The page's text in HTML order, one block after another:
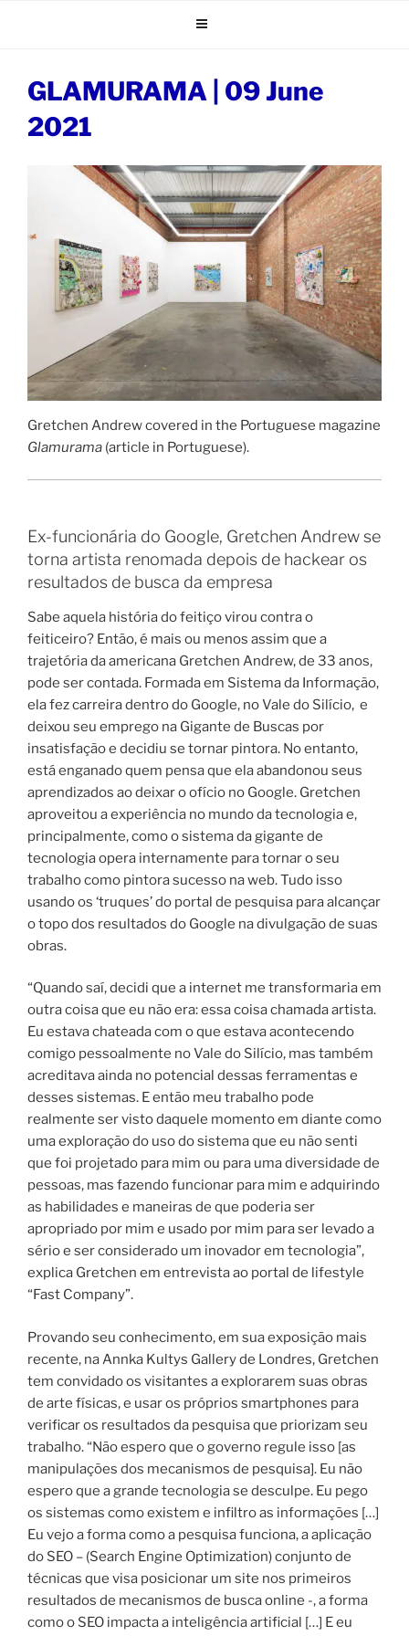
GLAMURAMA | 09 June
2021
Gretchen Andrew covered in the Portuguese magazine
Glamurama (article in Portuguese).
Ex-funcionária do Google, Gretchen Andrew se
torna artista renomada depois de hackear os
resultados de busca da empresa
Sabe aquela história do feitiço virou contra o
feiticeiro? Então, é mais ou menos assim que a
trajetória da americana Gretchen Andrew, de 33 anos,
pode ser contada. Formada em Sistema da Informação,
ela fez carreira dentro do Google, no Vale do Silício, e
deixou seu emprego na Gigante de Buscas por
insatisfação e decidiu se tornar pintora. No entanto,
está enganado quem pensa que ela abandonou seus
aprendizados ao deixar o ofício no Google. Gretchen
aproveitou a experiência no mundo da tecnologia e,
principalmente, como o sistema da gigante de
tecnologia opera internamente para tornar o seu
trabalho como pintora sucesso na web. Tudo isso
usando os ‘truques’ do portal de pesquisa para alcançar
o topo dos resultados do Google na divulgação de suas
obras.
“Quando saí, decidi que a internet me transformaria em
outra coisa que eu não era: essa coisa chamada artista.
Eu estava chateada com o que estava acontecendo
comigo pessoalmente no Vale do Silício, mas também
acreditava ainda no potencial dessas ferramentas e
desses sistemas. E então meu trabalho pode
realmente ser visto daquele momento em diante como
uma exploração do uso do sistema que eu não senti
que foi projetado para mim ou para uma diversidade de
pessoas, mas fazendo funcionar para mim e adquirindo
as habilidades e maneiras de que poderia ser
apropriado por mim e usado por mim para ser levado a
sério e ser considerado um inovador em tecnologia”,
explica Gretchen em entrevista ao portal de lifestyle
“Fast Company”.
Provando seu conhecimento, em sua exposição mais
recente, na Annka Kultys Gallery de Londres, Gretchen
tem convidado os visitantes a explorarem suas obras
de arte físicas, e usar os próprios smartphones para
verificar os resultados da pesquisa que priorizam seu
trabalho. “Não espero que o governo regule isso [as
manipulações dos mecanismos de pesquisa]. Eu não
espero que a grande tecnologia se desculpe. Eu pego
os sistemas como existem e infiltro as informações […]
Eu vejo a forma como a pesquisa funciona, a aplicação
do SEO – (Search Engine Optimization) conjunto de
técnicas que visa posicionar um site nos primeiros
resultados de mecanismos de busca online -, a forma
como o SEO impacta a inteligência artificial […] E eu